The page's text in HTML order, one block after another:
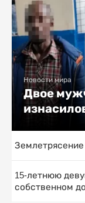
Новости мира
Двое
15-летнюю
собственном